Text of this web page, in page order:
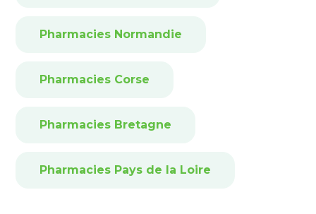
Pharmacies Normandie
Pharmacies Corse
Pharmacies Bretagne
Pharmacies Pays de la Loire